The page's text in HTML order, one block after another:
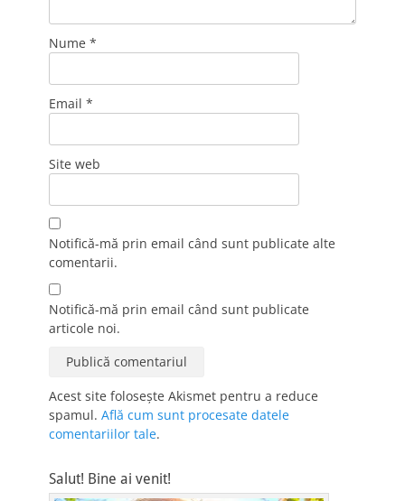
Nume *
Email *
Site web
Notifică-mă prin email când sunt publicate alte
comentarii.
Notifică-mă prin email când sunt publicate
articole noi.
Acest site folosește Akismet pentru a reduce
spamul. Află cum sunt procesate datele
comentariilor tale.
Salut! Bine ai venit!